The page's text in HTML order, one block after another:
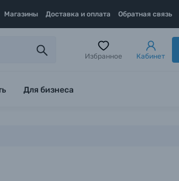
Магазины Доставка и оплата Обратная связь
Избранное Кабинет
Для бизнеса